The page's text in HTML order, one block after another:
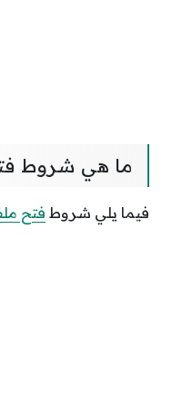
ما هي شروط
فيما يلي شروط فتح